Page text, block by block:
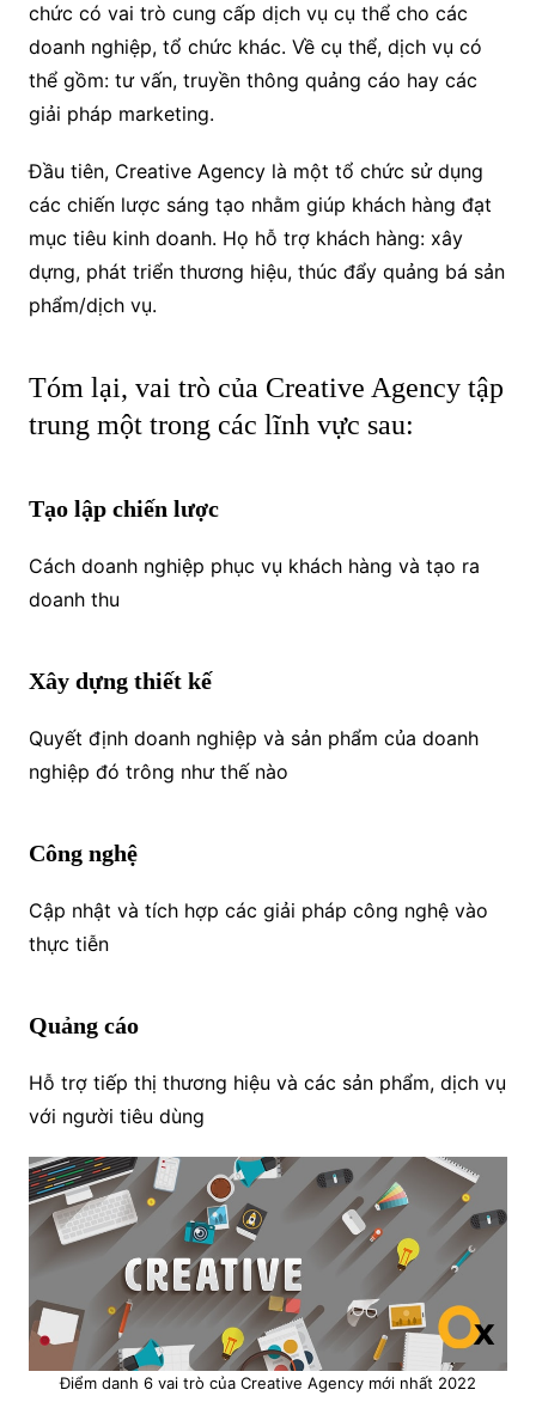
chức có vai trò cung cấp dịch vụ cụ thể cho các
doanh nghiệp, tổ chức khác. Về cụ thể, dịch vụ có
thể gồm: tư vấn, truyền thông quảng cáo hay các
giải pháp marketing.
Đầu tiên, Creative Agency là một tổ chức sử dụng
các chiến lược sáng tạo nhằm giúp khách hàng đạt
mục tiêu kinh doanh. Họ hỗ trợ khách hàng: xây
dựng, phát triển thương hiệu, thúc đẩy quảng bá sản
phẩm/dịch vụ.
Tóm lại, vai trò của Creative Agency tập
trung một trong các lĩnh vực sau:
Tạo lập chiến lược
Cách doanh nghiệp phục vụ khách hàng và tạo ra
doanh thu
Xây dựng thiết kế
Quyết định doanh nghiệp và sản phẩm của doanh
nghiệp đó trông như thế nào
Công nghệ
Cập nhật và tích hợp các giải pháp công nghệ vào
thực tiễn
Quảng cáo
Hỗ trợ tiếp thị thương hiệu và các sản phẩm, dịch vụ
với người tiêu dùng
Điểm danh 6 vai trò của Creative Agency mới nhất 2022